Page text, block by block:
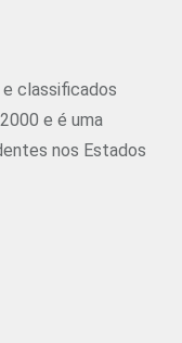
e classificados
e é uma
nos Estados